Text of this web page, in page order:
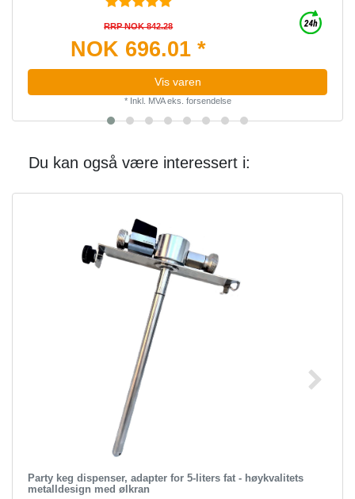
RRP NOK 842.28
NOK 696.01 *
Vis varen
* Inkl. MVAeks. forsendelse
Du kan også være interessert i:
Party keg dispenser, adapter for 5-liters fat - høykvalitets
metalldesign med ølkran